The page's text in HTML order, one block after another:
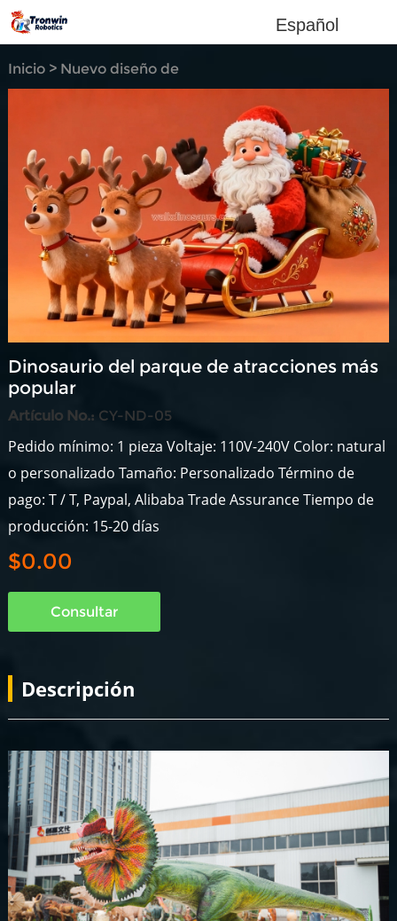
Español
Inicio> Nuevo diseño de
configuración
Dinosaurio del parque de atracciones más
popular
Artículo No.: CY-ND-05
Pedido mínimo: 1 pieza Voltaje: 110V-240V Color: natural
o personalizado Tamaño: Personalizado Término de
pago: T / T, Paypal, Alibaba Trade Assurance Tiempo de
producción: 15-20 días
$0.00
Consultar
Descripción